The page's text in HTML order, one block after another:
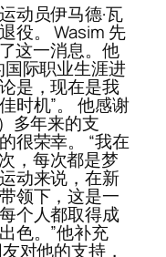
动员伊马德·瓦
役。 Wasim 先
这一消息。他
际职业生涯进
是，现在是我
时机”。 他感谢
多年来的支
很荣幸。 “我在
，每次都是梦
动来说，在新
领下，这是一
个人都取得成
色。”他补充
对他的支持，